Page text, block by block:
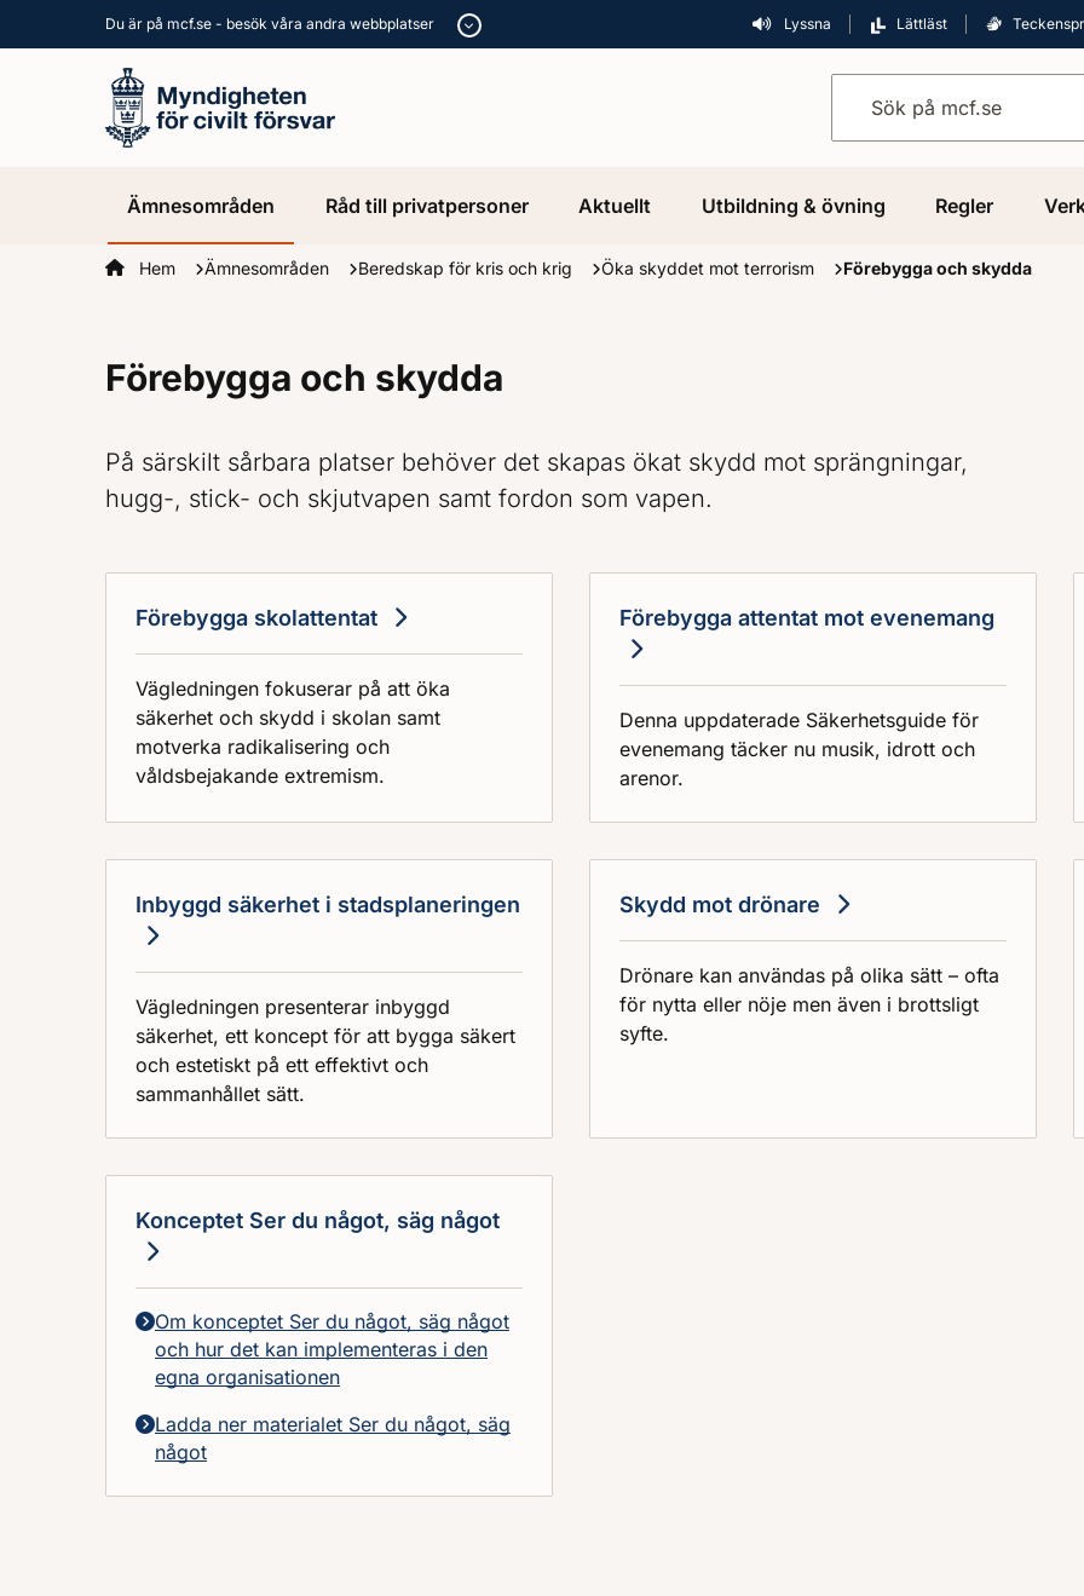
Du är på mcf.se - besök våra andra webbplatser Lyssna Lättläst
Ämnesområden Råd till privatpersoner Aktuellt Utbildning & övning Regler
Startsidan
Hem Ämnesområden Beredskap för kris och krig Öka skyddet mot terrorism Förebygga och skydda
Förebygga och skydda
På särskilt sårbara platser behöver det skapas ökat skydd mot sprängningar,
hugg-, stick- och skjutvapen samt fordon som vapen.
Förebygga skolattentat
Vägledningen fokuserar på att öka
säkerhet och skydd i skolan samt
motverka radikalisering och
våldsbejakande extremism.
Förebygga attentat mot evenemang
Denna uppdaterade Säkerhetsguide för
evenemang täcker nu musik, idrott och
arenor.
Inbyggd säkerhet i stadsplaneringen
Vägledningen presenterar inbyggd
säkerhet, ett koncept för att bygga säkert
och estetiskt på ett effektivt och
sammanhållet sätt.
Skydd mot drönare
Drönare kan användas på olika sätt – ofta
för nytta eller nöje men även i brottsligt
syfte.
Konceptet Ser du något, säg något
Om konceptet Ser du något, säg något
och hur det kan implementeras i den
egna organisationen
Ladda ner materialet Ser du något, säg
något